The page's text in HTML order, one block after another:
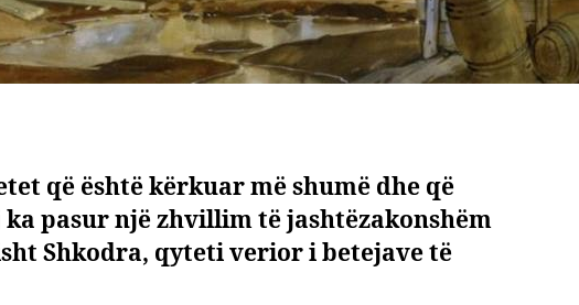
që është kërkuar më shumë dhe që
pasur një zhvillim të jashtëzakonshëm
Shkodra, qyteti verior i betejave të